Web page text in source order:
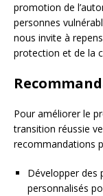
promotion de
personnes
nous invite à
protection et de la
Pour améliorer le
transition réussie
recommandations
Développer des
personnalisés